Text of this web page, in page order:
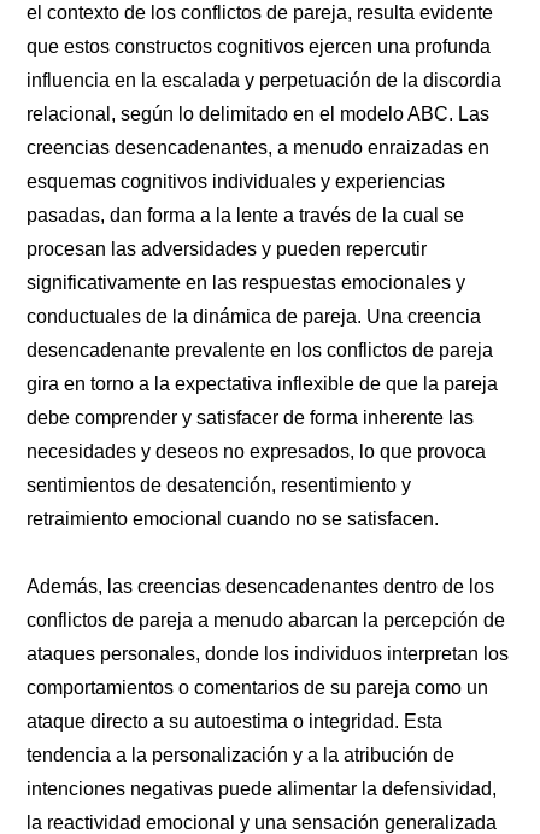
el contexto de los conflictos de pareja, resulta evidente
que estos constructos cognitivos ejercen una profunda
influencia en la escalada y perpetuación de la discordia
relacional, según lo delimitado en el modelo ABC. Las
creencias desencadenantes, a menudo enraizadas en
esquemas cognitivos individuales y experiencias
pasadas, dan forma a la lente a través de la cual se
procesan las adversidades y pueden repercutir
significativamente en las respuestas emocionales y
conductuales de la dinámica de pareja. Una creencia
desencadenante prevalente en los conflictos de pareja
gira en torno a la expectativa inflexible de que la pareja
debe comprender y satisfacer de forma inherente las
necesidades y deseos no expresados, lo que provoca
sentimientos de desatención, resentimiento y
retraimiento emocional cuando no se satisfacen.
Además, las creencias desencadenantes dentro de los
conflictos de pareja a menudo abarcan la percepción de
ataques personales, donde los individuos interpretan los
comportamientos o comentarios de su pareja como un
ataque directo a su autoestima o integridad. Esta
tendencia a la personalización y a la atribución de
intenciones negativas puede alimentar la defensividad,
la reactividad emocional y una sensación generalizada